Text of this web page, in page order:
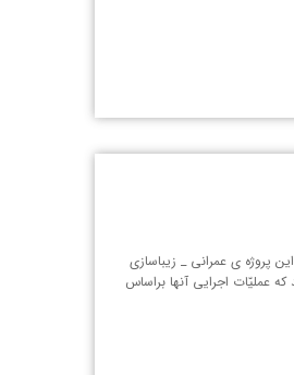
مصنوعی این پروژه ی عمرانی _ زیباسازی
عملیّات اجرایی آنها براساس